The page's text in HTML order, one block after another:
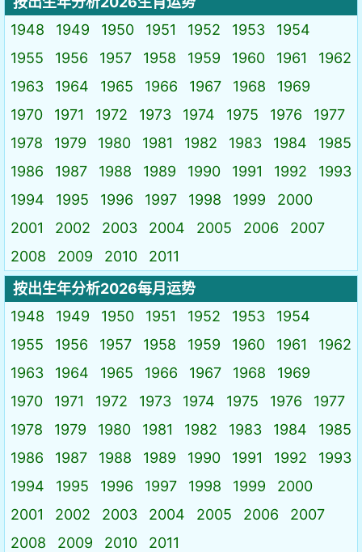
1948
1949 1950 1951 1952 1953
1954
1955
1956 1957 1958 1959 1960 1961
1962
1963
1964 1965 1966 1967 1968
1969
1970
1971 1972 1973 1974 1975 1976
1977
1978
1979 1980 1981 1982 1983 1984
1985
1986
1987 1988 1989 1990 1991 1992
1993
1994
1995 1996 1997 1998 1999
2000
2001
2002 2003 2004 2005 2006
2007
2008
2009 2010
2011
按出生年分析2026每月运势
1948
1949 1950 1951 1952 1953
1954
1955
1956 1957 1958 1959 1960 1961
1962
1963
1964 1965 1966 1967 1968
1969
1970
1971 1972 1973 1974 1975 1976
1977
1978
1979 1980 1981 1982 1983 1984
1985
1986
1987 1988 1989 1990 1991 1992
1993
1994
1995 1996 1997 1998 1999
2000
2001
2002 2003 2004 2005 2006
2007
2008
2009 2010
2011